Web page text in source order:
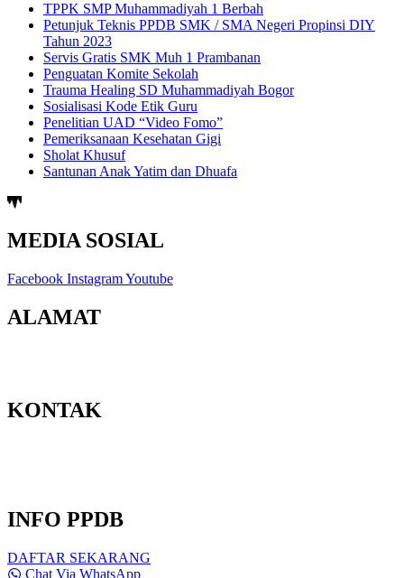
TPPK SMP Muhammadiyah 1 Berbah
Petunjuk Teknis PPDB SMK / SMA Negeri Propinsi DIY
Tahun 2023
Servis Gratis SMK Muh 1 Prambanan
Penguatan Komite Sekolah
Trauma Healing SD Muhammadiyah Bogor
Sosialisasi Kode Etik Guru
Penelitian UAD “Video Fomo”
Pemeriksanaan Kesehatan Gigi
Sholat Khusuf
Santunan Anak Yatim dan Dhuafa
MEDIA SOSIAL
Facebook InstagramYoutube
ALAMAT
KONTAK
INFO PPDB
DAFTAR SEKARANG
Chat Via WhatsApp